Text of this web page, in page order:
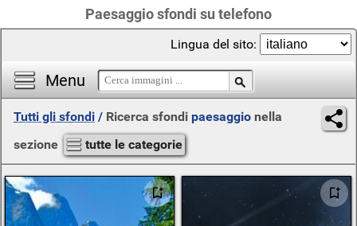
Paesaggio sfondi su telefono
Menu
Lingua del sito:
Tutti gli sfondi / Ricerca sfondi paesaggio nella
sezione
tutte le categorie